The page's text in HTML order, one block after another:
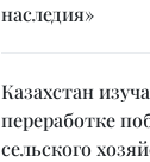
наследия»
Казахстан
переработке
сельского